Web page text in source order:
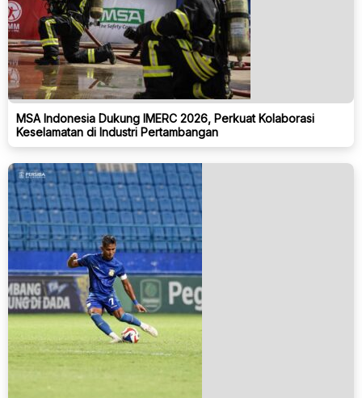
MSA Indonesia Dukung IMERC 2026, Perkuat Kolaborasi
Keselamatan di Industri Pertambangan